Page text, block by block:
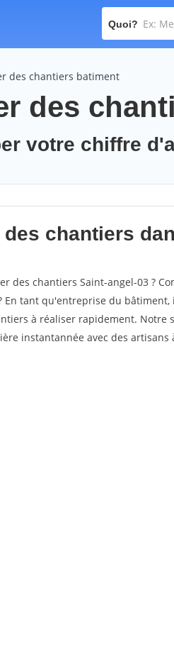
Quoi?
des chantiers batiment
des
votre chiffre
des chantiers
des chantiers Saint-angel-03 ?
En tant qu'entreprise du
à réaliser rapidement. Notre
instantannée avec des